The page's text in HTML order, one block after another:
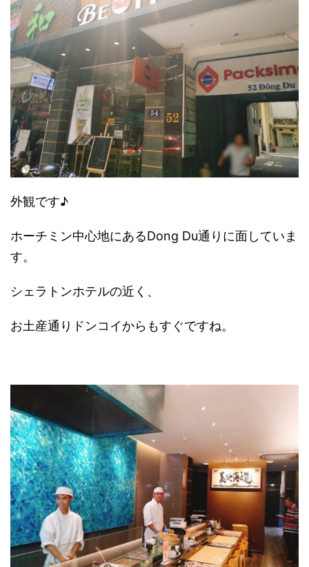
外観です♪
ホーチミン中心地にあるDong Du通りに面していま
す。
シェラトンホテルの近く、
お土産通りドンコイからもすぐですね。